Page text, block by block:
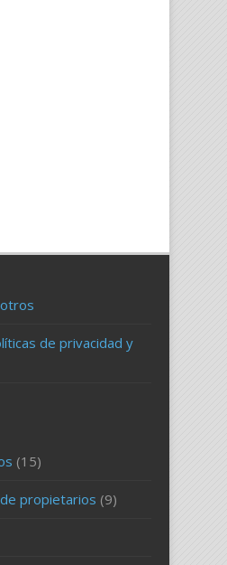
de privacidad y
(15)
propietarios (9)